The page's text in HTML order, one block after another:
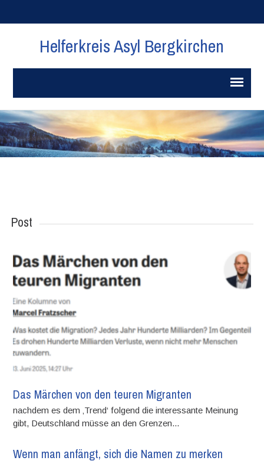
Helferkreis Asyl Bergkirchen
Post
Das Märchen von den teuren Migranten
nachdem es dem ‚Trend‘ folgend die interessante Meinung
gibt, Deutschland müsse an den Grenzen...
Wenn man anfängt, sich die Namen zu merken